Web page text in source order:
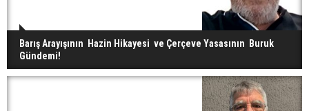
Barış Arayışının Hazin Hikayesi ve Çerçeve Yasasının Buruk
Gündemi!